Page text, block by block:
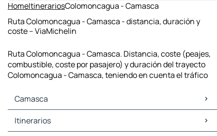
HomeItinerariosColomoncagua - Camasca
Ruta Colomoncagua - Camasca - distancia, duración y
coste – ViaMichelin
Ruta Colomoncagua - Camasca. Distancia, coste (peajes,
combustible, coste por pasajero) y duración del trayecto
Colomoncagua - Camasca, teniendo en cuenta el tráfico
Camasca
Camasca Mapas Planos
Camasca Trafico
Itinerarios